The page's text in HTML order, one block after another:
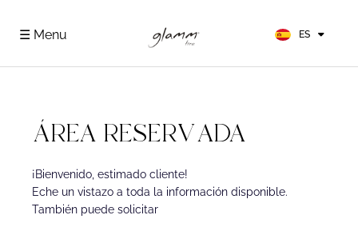
☰ Menu ES
DE
ÁREA RESERVADA
¡Bienvenido, estimado cliente!
Eche un vistazo a toda la información disponible.
También puede solicitar